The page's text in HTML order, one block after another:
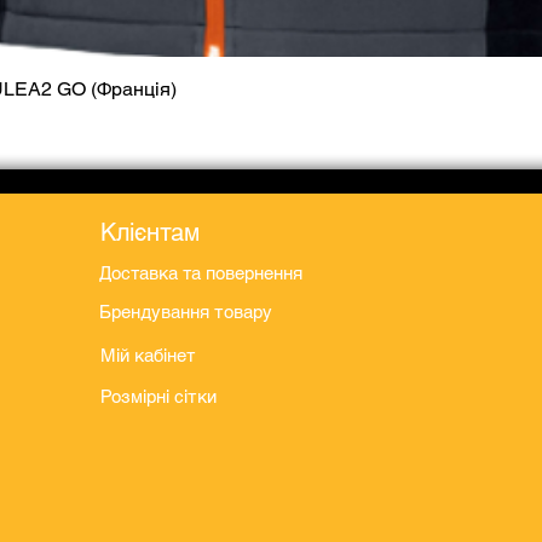
GO (Франція)
Клієнтам
Доставка та повернення
Брендування товару
Мій кабінет
Розмірні сітки